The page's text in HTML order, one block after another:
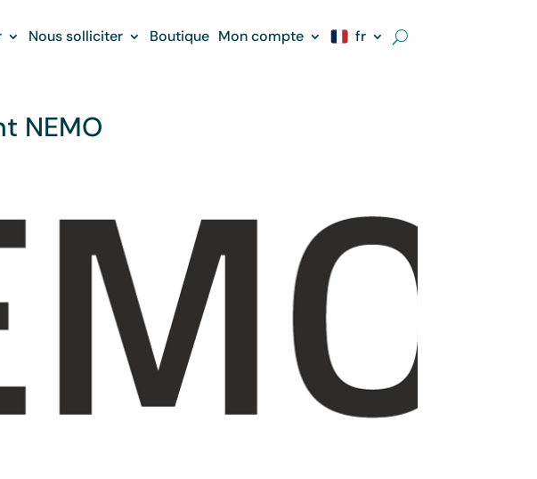
Nous solliciter Boutique Mon compte fr
NEMO